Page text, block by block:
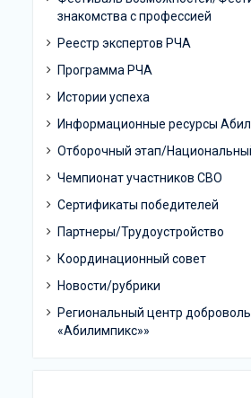
знакомства с профессией
Реестр экспертов РЧА
Программа РЧА
Истории успеха
Информационные ресурсы
Отборочный этап/
Чемпионат участников СВО
Сертификаты победителей
Партнеры/Трудоустройство
Координационный совет
Новости/рубрики
Региональный центр
«Абилимпикс»»